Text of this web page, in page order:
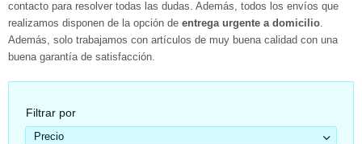
contacto para resolver todas las dudas. Además, todos los envíos que
realizamos disponen de la opción de entrega urgente a domicilio.
Además, solo trabajamos con artículos de muy buena calidad con una
buena garantía de satisfacción.
Filtrar por
Precio